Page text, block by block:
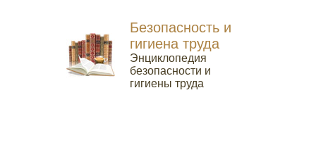
Безопасность и
гигиена труда
Энциклопедия
безопасности и
гигиены труда